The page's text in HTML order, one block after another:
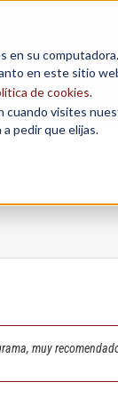
en su
en este sitio
de cookies.
visites
pedir que elijas.
muy